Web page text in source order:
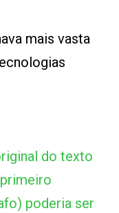
mais vasta
do texto
poderia ser